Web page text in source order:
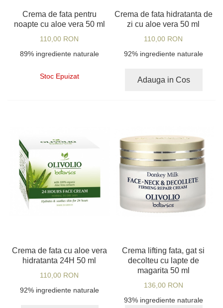
Crema de fata pentru
noapte cu aloe vera 50 ml
110,00 RON
89% ingrediente naturale
Stoc Epuizat
Crema de fata hidratanta de
zi cu aloe vera 50 ml
110,00 RON
92% ingrediente naturale
Adauga in Cos
Crema de fata cu aloe vera
hidratanta 24H 50 ml
110,00 RON
92% ingrediente naturale
Crema lifting fata, gat si
decolteu cu lapte de
magarita 50 ml
136,00 RON
93% ingrediente naturale